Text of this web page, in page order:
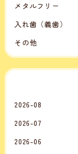
メタルフリー
入れ歯（義歯）
その他
2026-08
2026-07
2026-06